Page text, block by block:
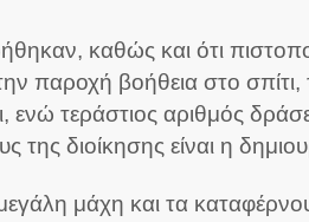
καθώς και ότι
παροχή βοήθεια στο
τεράστιος αριθμός
διοίκησης είναι η
μάχη και τα